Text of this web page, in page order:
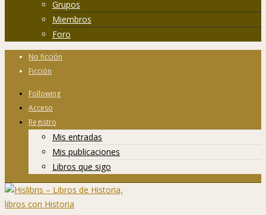
Grupos
Miembros
Foro
No ficción
Ficción
Following
Acceso
Registro
Mis entradas
Mis publicaciones
Libros que sigo